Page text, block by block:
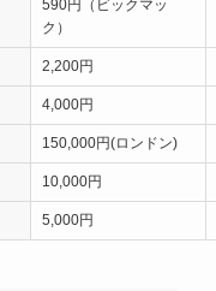
590円（ビックマッ
ク）
2,200円
4,000円
150,000円(ロンドン)
10,000円
5,000円